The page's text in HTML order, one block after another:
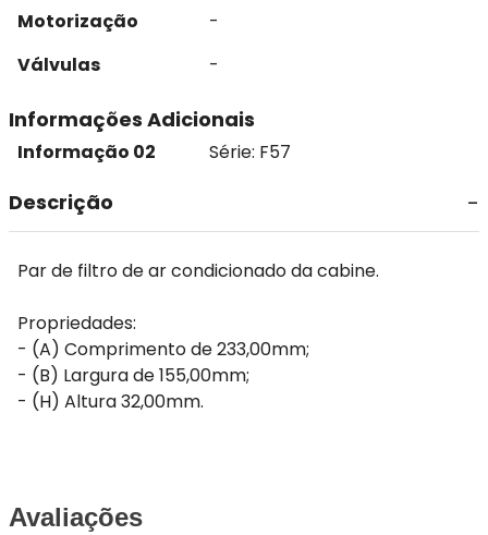
Motorização
-
Válvulas
-
Informações Adicionais
Informação 02 Série: F57
Descrição
Par de filtro de ar condicionado da cabine.
Propriedades:
- (A) Comprimento de 233,00mm;
- (B) Largura de 155,00mm;
- (H) Altura 32,00mm.
Avaliações